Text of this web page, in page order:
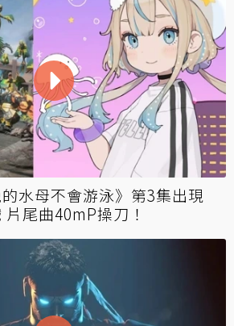
水母不會游泳》第3集出現
尾曲40mP操刀！